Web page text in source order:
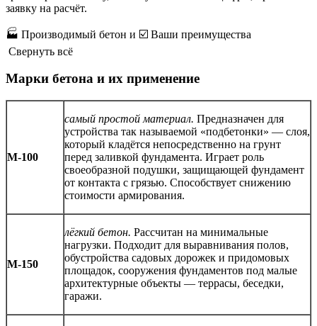
заявку на расчёт.
🏭 Производимый бетон и ☑️ Ваши преимущества
Свернуть всё
Марки бетона и их применение
М-100
самый простой материал. Предназначен для
устройства так называемой «подбетонки» — слоя,
который кладётся непосредственно на грунт
перед заливкой фундамента. Играет роль
своеобразной подушки, защищающей фундамент
от контакта с грязью. Способствует снижению
стоимости армирования.
М-150
лёгкий бетон. Рассчитан на минимальные
нагрузки. Подходит для выравнивания полов,
обустройства садовых дорожек и придомовых
площадок, сооружения фундаментов под малые
архитектурные объекты — террасы, беседки,
гаражи.